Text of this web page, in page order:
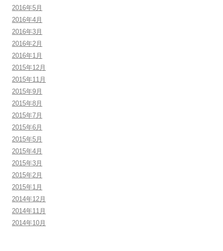
2016年5月
2016年4月
2016年3月
2016年2月
2016年1月
2015年12月
2015年11月
2015年9月
2015年8月
2015年7月
2015年6月
2015年5月
2015年4月
2015年3月
2015年2月
2015年1月
2014年12月
2014年11月
2014年10月